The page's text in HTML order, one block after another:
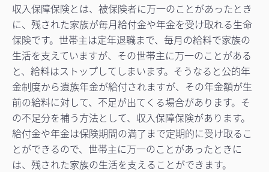
収入保障保険とは、被保険者に万一のことがあったとき
に、残された家族が毎月給付金や年金を受け取れる生命
保険です。世帯主は定年退職まで、毎月の給料で家族の
生活を支えていますが、その世帯主に万一のことがある
と、給料はストップしてしまいます。そうなると公的年
金制度から遺族年金が給付されますが、その年金額が生
前の給料に対して、不足が出てくる場合があります。そ
の不足分を補う方法として、収入保障保険があります。
給付金や年金は保険期間の満了まで定期的に受け取るこ
とができるので、世帯主に万一のことがあったときに
は、残された家族の生活を支えることができます。